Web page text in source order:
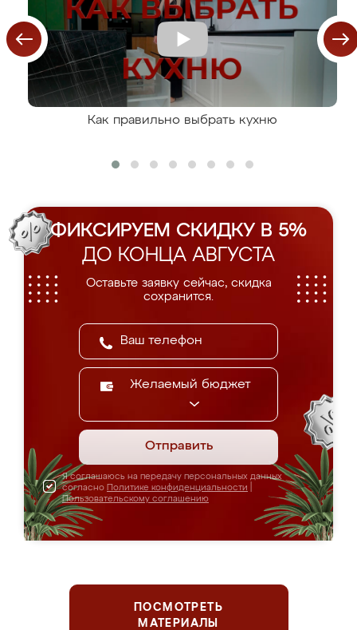
Как правильно выбрать кухню
ФИКСИРУЕМ СКИДКУ В 5%
ДО КОНЦА АВГУСТА
Оставьте заявку сейчас, скидка
сохранится.
Желаемый бюджет
Отправить
Я соглашаюсь на передачу персональных данных
согласно Политике конфиденциальности
Пользовательскому соглашению
ПОСМОТРЕТЬ
МАТЕРИАЛЫ